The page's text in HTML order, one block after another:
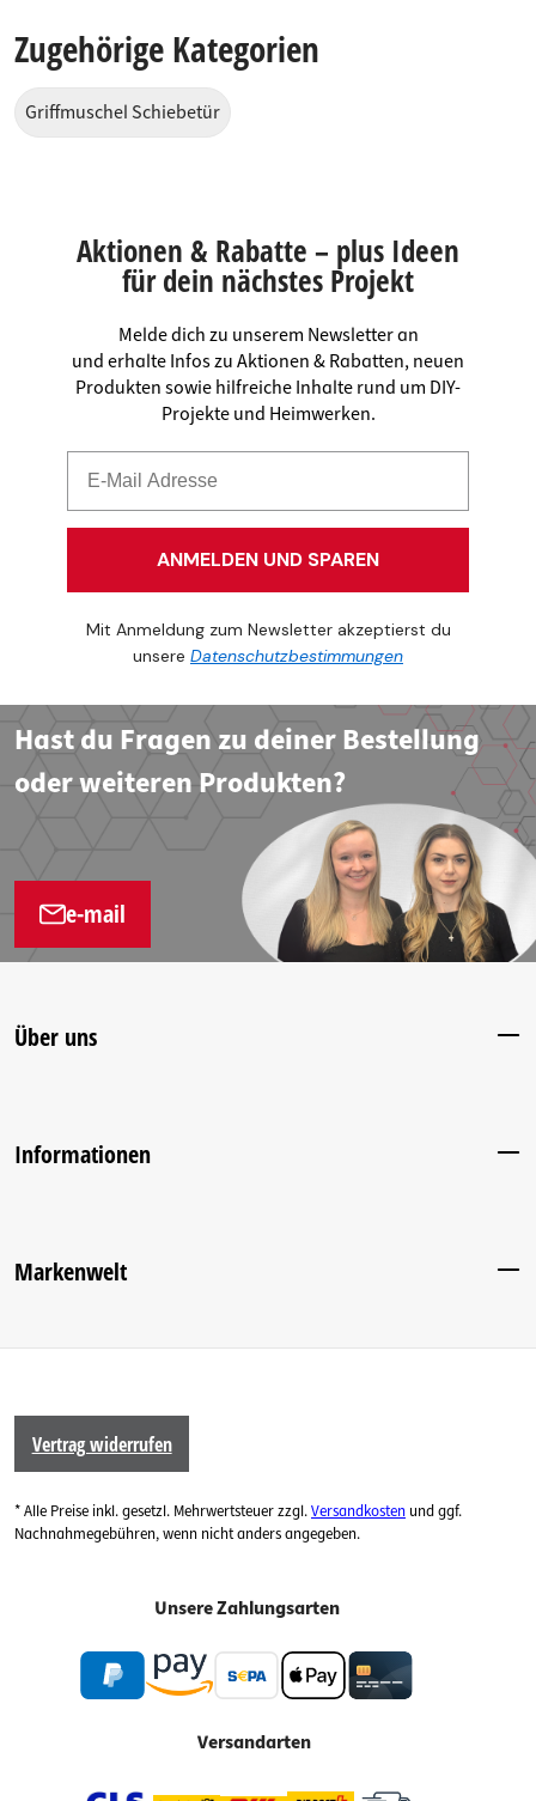
Zugehörige Kategorien
Griffmuschel Schiebetür
Aktionen & Rabatte – plus Ideen
für dein nächstes Projekt
Melde dich zu unserem Newsletter an
und erhalte Infos zu Aktionen & Rabatten, neuen
Produkten sowie hilfreiche Inhalte rund um DIY-
Projekte und Heimwerken.
ANMELDEN UND SPAREN
Mit Anmeldung zum Newsletter akzeptierst du
unsere Datenschutzbestimmungen
Hast du Fragen zu deiner Bestellung
oder weiteren Produkten?
e-mail
Über uns
Informationen
Markenwelt
Vertrag widerrufen
* Alle Preise inkl. gesetzl. Mehrwertsteuer zzgl.Versandkosten und ggf.
Nachnahmegebühren, wenn nicht anders angegeben.
Unsere Zahlungsarten
Versandarten